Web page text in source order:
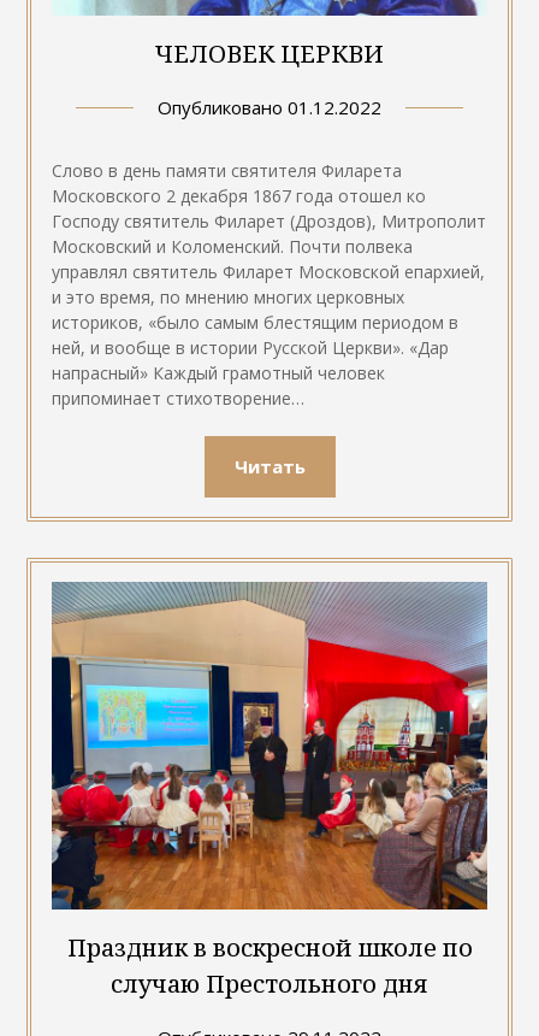
ЧЕЛОВЕК ЦЕРКВИ
Опубликовано 01.12.2022
Слово в день памяти святителя Филарета
Московского 2 декабря 1867 года отошел ко
Господу святитель Филарет (Дроздов), Митрополит
Московский и Коломенский. Почти полвека
управлял святитель Филарет Московской епархией,
и это время, по мнению многих церковных
историков, «было самым блестящим периодом в
ней, и вообще в истории Русской Церкви». «Дар
напрасный» Каждый грамотный человек
припоминает стихотворение…
Читать
Праздник в воскресной школе по
случаю Престольного дня